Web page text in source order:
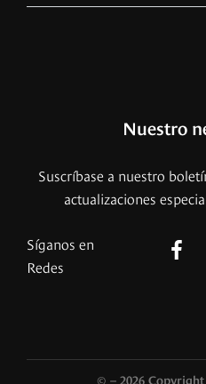
Nuestro
Suscríbase a nuestro
actualizaciones
Síganos en
Redes
© – 2026